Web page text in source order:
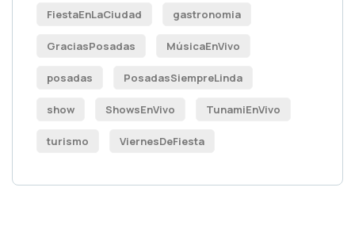
FiestaEnLaCiudad gastronomia
GraciasPosadas MúsicaEnVivo
posadas PosadasSiempreLinda
show ShowsEnVivo TunamiEnVivo
turismo ViernesDeFiesta